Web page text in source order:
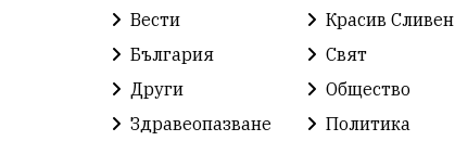
Вести
Красив Сливен
България
Свят
Други
Общество
Здравеопазване
Политика